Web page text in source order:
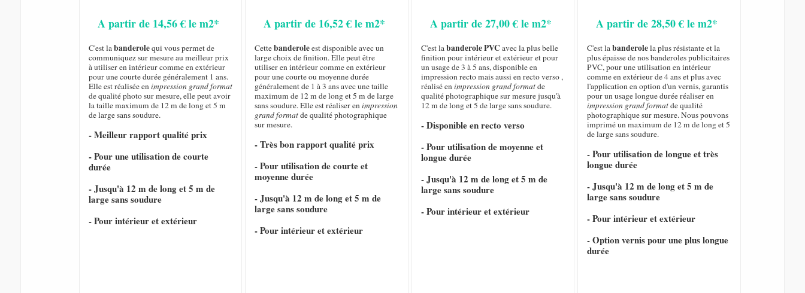
A partir de 14,56 € le m2*
C'est labanderolequi vous permet de
communiquez sur mesure au meilleur prix
à utiliser en intérieur comme en extérieur
pour une courte durée généralement 1 ans.
Elle est réalisée enimpression grand format
de qualité photo sur mesure, elle peut avoir
la taille maximum de 12 m de long et 5 m
de large sans soudure.
- Meilleur rapport qualité prix
- Pour une utilisation de courte
durée
- Jusqu'à 12 m de long et 5 m de
large sans soudure
- Pour intérieur et extérieur
A partir de 16,52 € le m2*
Cettebanderoleest disponible avec un
large choix de finition. Elle peut être
utiliser en intérieur comme en extérieur
pour une courte ou moyenne durée
généralement de 1 à 3 ans avec une taille
maximum de 12 m de long et 5 m de large
sans soudure. Elle est réaliser enimpression
grand formatde qualité photographique
sur mesure.
- Très bon rapport qualité prix
- Pour utilisation de courte et
moyenne durée
- Jusqu'à 12 m de long et 5 m de
large sans soudure
- Pour intérieur et extérieur
A partir de 27,00 € le m2*
C'est labanderole PVC avec la plus belle
finition pour intérieur et extérieur et pour
un usage de 3 à 5 ans, disponible en
impression recto mais aussi en recto verso ,
réalisé enimpression grand formatde
qualité photographique sur mesure jusqu'à
12 m de long et 5 de large sans soudure.
- Disponible en recto verso
- Pour utilisation de moyenne et
longue durée
- Jusqu'à 12 m de long et 5 m de
large sans soudure
- Pour intérieur et extérieur
A partir de 28,50 € le m2*
C'est labanderolela plus résistante et la
plus épaisse de nos banderoles publicitaires
PVC, pour une utilisation en intérieur
comme en extérieur de 4 ans et plus avec
l'application en option d'un vernis, garantis
pour un usage longue durée réaliser en
impression grand formatde qualité
photographique sur mesure. Nous pouvons
imprimé un maximum de 12 m de long et 5
de large sans soudure.
- Pour utilisation de longue et très
longue durée
- Jusqu'à 12 m de long et 5 m de
large sans soudure
- Pour intérieur et extérieur
- Option vernis pour une plus longue
durée